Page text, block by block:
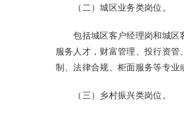
（二）城区业务类岗位。
包括城区客户经理岗和城区
服务人才，财富管理、投行资
制、法律合规、柜面服务等专业
（三）乡村振兴类岗位。